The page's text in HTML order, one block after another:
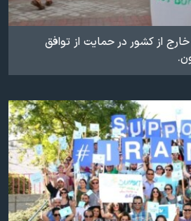
خارج از کشور در حمایت از توافق